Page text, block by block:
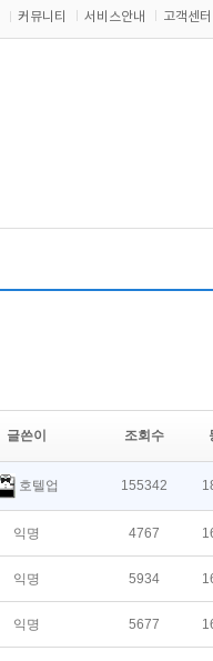
커뮤니티 서비스안내 고객센터
글쓴이 조회수
호텔업 155342
익명 4767
익명 5934
익명 5677